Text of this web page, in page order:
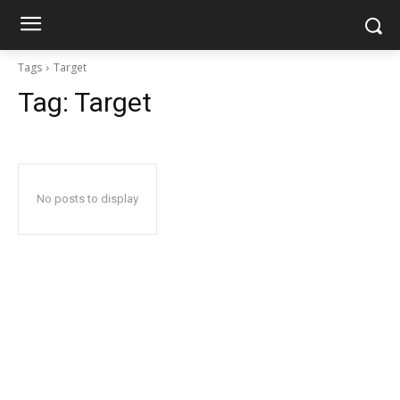
Tags Target
Tag: Target
No posts to display